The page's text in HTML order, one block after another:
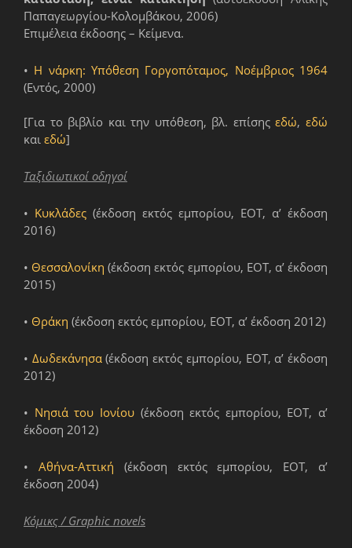
Παπαγεωργίου-Κολομβάκου, 2006)
Επιμέλεια έκδοσης – Κείμενα.
• Η νάρκη: Υπόθεση Γοργοπόταμος, Νοέμβριος 1964
(Εντός, 2000)
[Για το βιβλίο και την υπόθεση, βλ. επίσηςεδώ,εδώ
και εδώ]
Ταξιδιωτικοί οδηγοί
• Κυκλάδες (έκδοση εκτός εμπορίου, ΕΟΤ, α’ έκδοση
2016)
• Θεσσαλονίκη (έκδοση εκτός εμπορίου, ΕΟΤ, α’ έκδοση
2015)
• Θράκη (έκδοση εκτός εμπορίου, ΕΟΤ, α’ έκδοση 2012)
• Δωδεκάνησα(έκδοση εκτός εμπορίου, ΕΟΤ, α’ έκδοση
2012)
• Νησιά του Ιονίου(έκδοση εκτός εμπορίου, ΕΟΤ, α’
έκδοση 2012)
• Αθήνα-Αττική (έκδοση εκτός εμπορίου, ΕΟΤ, α’
έκδοση 2004)
Κόμικς / Graphic novels